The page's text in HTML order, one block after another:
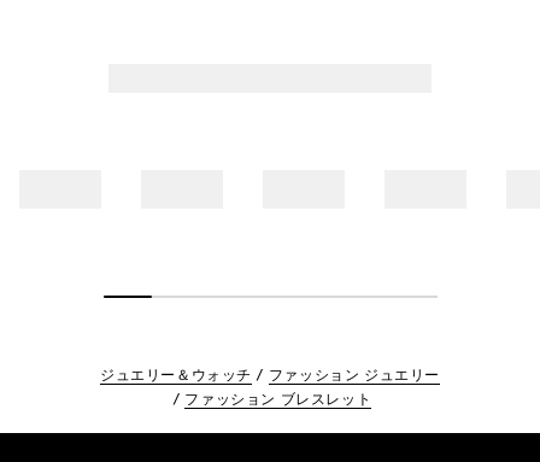
ジュエリー＆ウォッチ
ファッション ジュエリー
ファッション ブレスレット